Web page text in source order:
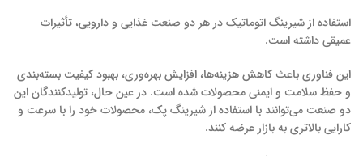
استفاده از شیرینگ اتوماتیک در هر دو صنعت غذایی و دارویی، تأثیرات
عمیقی داشته است.
این فناوری باعث کاهش هزینه‌ها، افزایش بهره‌وری، بهبود کیفیت بسته‌بندی
و حفظ سلامت و ایمنی محصولات شده است. در عین حال، تولیدکنندگان این
دو صنعت می‌توانند با استفاده از شیرینگ پک، محصولات خود را با سرعت و
کارایی بالاتری به بازار عرضه کنند.